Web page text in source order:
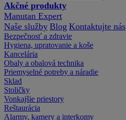
Akčné produkty
Manutan Expert
Naše služby Blog Kontaktujte nás
Bezpečnosť a zdravie
Hygiena, upratovanie a koše
Kancelária
Obaly a obalová technika
Priemyselné potreby a náradie
Sklad
Stoličky
Vonkajšie priestory
Reštaurácia
Alarmy, kamery a interkomy